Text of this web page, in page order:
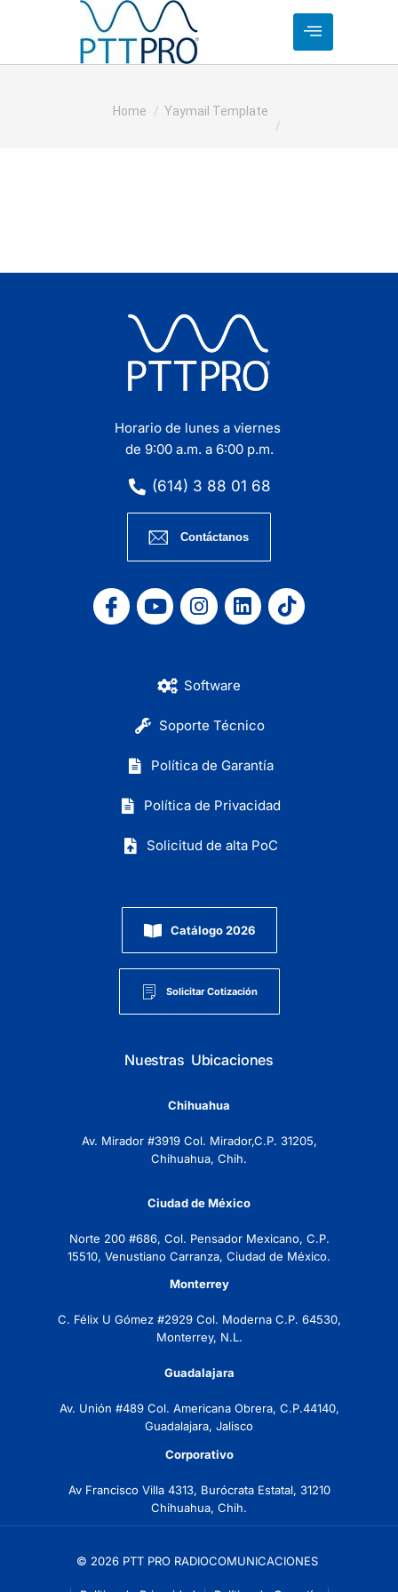
Home Yaymail Template
Horario de lunes a viernes
de 9:00 a.m. a 6:00 p.m.
(614) 3 88 01 68
Contáctanos
Software
Soporte Técnico
Política de Garantía
Política de Privacidad
Solicitud de alta PoC
Catálogo 2026
Solicitar Cotización
Nuestras Ubicaciones
Chihuahua
Av. Mirador #3919 Col. Mirador,C.P. 31205,
Chihuahua, Chih.
Ciudad de México
Norte 200 #686, Col. Pensador Mexicano, C.P.
15510, Venustiano Carranza, Ciudad de México.
Monterrey
C. Félix U Gómez #2929 Col. Moderna C.P. 64530,
Monterrey, N.L.
Guadalajara
Av. Unión #489 Col. Americana Obrera, C.P.44140,
Guadalajara, Jalisco
Corporativo
Av Francisco Villa 4313, Burócrata Estatal, 31210
Chihuahua, Chih.
© 2026 PTT PRO RADIOCOMUNICACIONES